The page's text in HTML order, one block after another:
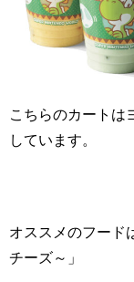
こちらのカートは
しています。
オススメのフード
チーズ～」